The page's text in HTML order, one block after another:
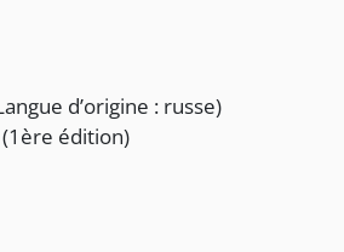
d’origine : russe)
édition)